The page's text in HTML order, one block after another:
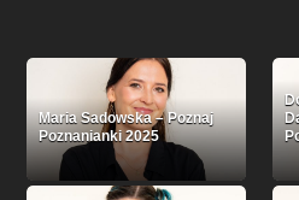
Maria Sadowska – Poznaj
Poznanianki 2025